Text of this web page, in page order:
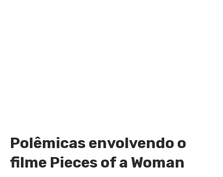
Polêmicas envolvendo o
filme Pieces of a Woman